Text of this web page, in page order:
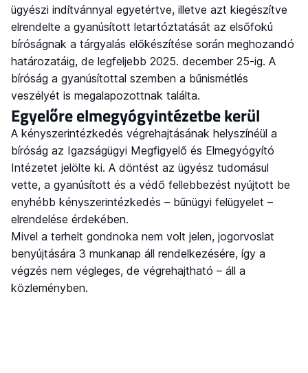
ügyészi indítvánnyal egyetértve, illetve azt kiegészítve
elrendelte a gyanúsított letartóztatását az elsőfokú
bíróságnak a tárgyalás előkészítése során meghozandó
határozatáig, de legfeljebb 2025. december 25-ig. A
bíróság a gyanúsítottal szemben a bűnismétlés
veszélyét is megalapozottnak találta.
Egyelőre elmegyógyintézetbe kerül
A kényszerintézkedés végrehajtásának helyszínéül a
bíróság az Igazságügyi Megfigyelő és Elmegyógyító
Intézetet jelölte ki. A döntést az ügyész tudomásul
vette, a gyanúsított és a védő fellebbezést nyújtott be
enyhébb kényszerintézkedés – bűnügyi felügyelet –
elrendelése érdekében.
Mivel a terhelt gondnoka nem volt jelen, jogorvoslat
benyújtására 3 munkanap áll rendelkezésére, így a
végzés nem végleges, de végrehajtható – áll a
közleményben.